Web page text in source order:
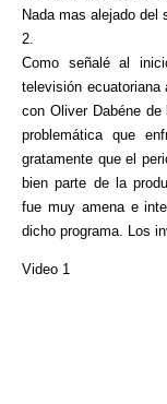
Nada mas alejado del
2.
Como señalé al
televisión ecuatoriana
con Oliver Dabéne
problemática que
gratamente que el
bien parte de la
fue muy amena e
dicho programa. Los
Video 1